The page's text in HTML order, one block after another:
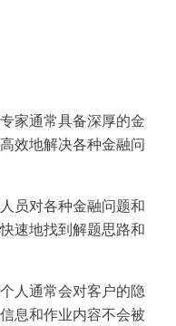
家通常具备深厚的金
效地解决各种金融问
员对各种金融问题和
速地找到解题思路和
人通常会对客户的隐
息和作业内容不会被